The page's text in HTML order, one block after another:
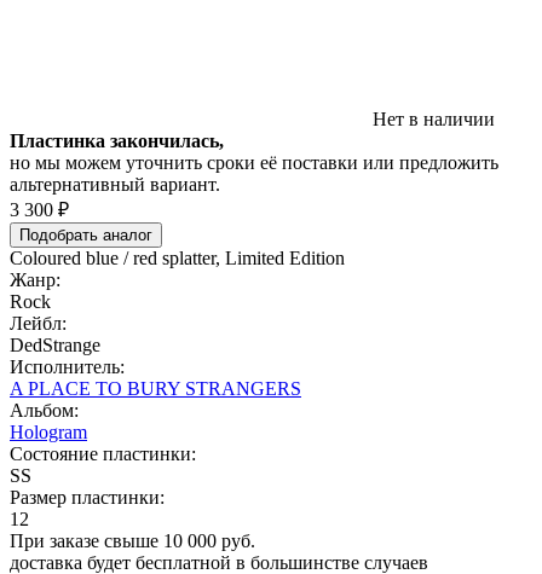
Нет в наличии
Пластинка закончилась,
но мы можем уточнить сроки её поставки или предложить
альтернативный вариант.
3 300 ₽
Подобрать аналог
Coloured blue / red splatter, Limited Edition
Жанр:
Rock
Лейбл:
DedStrange
Исполнитель:
A PLACE TO BURY STRANGERS
Альбом:
Hologram
Состояние пластинки:
SS
Размер пластинки:
12
При заказе свыше 10 000 руб.
доставка будет бесплатной в большинстве случаев